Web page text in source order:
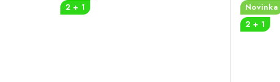
2 + 1
Novinka
2 + 1